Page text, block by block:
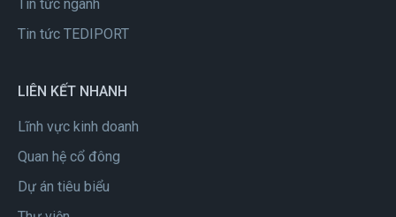
Tin tức ngành
Tin tức TEDIPORT
LIÊN KẾT NHANH
Lĩnh vực kinh doanh
Quan hệ cổ đông
Dự án tiêu biểu